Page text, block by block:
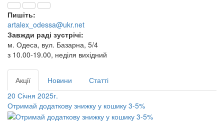
Пишіть:
artalex_odessa@ukr.net
Завжди раді зустрічі:
м. Одеса, вул. Базарна, 5/4
з 10.00-19.00, неділя вихідний
Акції Новини
Статті
20 Січня 2025г.
Отримай додаткову знижку у кошику 3-5%